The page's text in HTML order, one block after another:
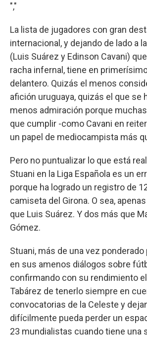
","
La lista de jugadores con gran
internacional, y dejando de lado a
(Luis Suárez y Edinson Cavani)
racha infernal, tiene en
delantero. Quizás el menos
afición uruguaya, quizás el que se
menos admiración porque
que cumplir -como Cavani en
un papel de mediocampista más
Pero no puntualizar lo que está
Stuani en la Liga Española es un
porque ha logrado un registro de
camiseta del Girona. O sea,
que Luis Suárez. Y dos más que
Gómez.
Stuani, más de una vez ponderado
en sus amenos diálogos sobre
confirmando con su rendimiento
Tabárez de tenerlo siempre en
convocatorias de la Celeste y
difícilmente pueda perder un
23 mundialistas cuando tiene una